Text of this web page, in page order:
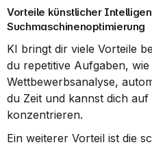
Vorteile künstlicher
Suchmaschinenoptimierung
KI bringt dir viele Vorteile
du repetitive Aufgaben,
Wettbewerbsanalyse,
du Zeit und kannst dich
konzentrieren.
Ein weiterer Vorteil ist die